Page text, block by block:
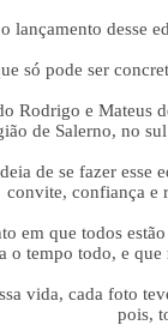
lançamento desse
só pode ser
Rodrigo e Mateus
de Salerno, no
de se fazer
convite, confiança e
em que todos
o tempo todo, e
vida, cada foto
pois,